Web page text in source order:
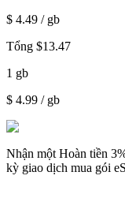
$ 4.49 / gb
Tổng $13.47
1 gb
$ 4.99 / gb
Nhận một Hoàn tiền
kỳ giao dịch mua gói